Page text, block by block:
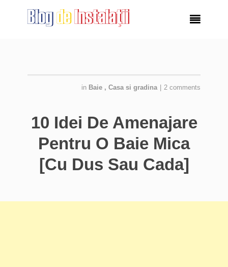

in Baie , Casa si gradina 2 comments
10 Idei De Amenajare
Pentru O Baie Mica
[Cu Dus Sau Cada]